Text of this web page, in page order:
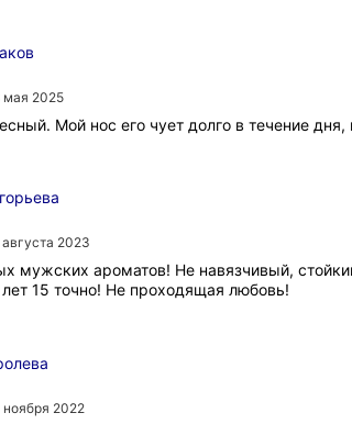
мая 2025
Мой нос его чует долго в течение
августа 2023
мужских ароматов! Не навязчивый,
15 точно! Не проходящая любовь!
ноября 2022